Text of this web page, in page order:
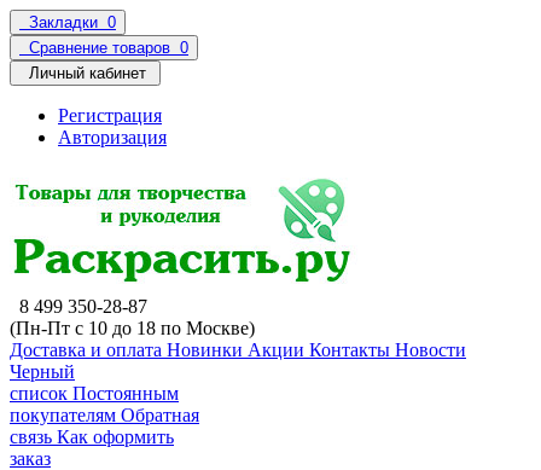
Закладки 0
Сравнение товаров 0
Личный кабинет
Регистрация
Авторизация
8 499 350-28-87
(Пн-Пт с 10 до 18 по Москве)
Доставка и оплата Новинки Акции Контакты Новости
Черный
список Постоянным
покупателям Обратная
связь Как оформить
заказ